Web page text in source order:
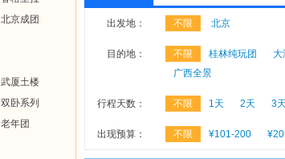
北京成团
武厦土楼
双卧系列
老年团
出发地： 不限 北京
目的地： 不限 桂林纯玩团 大
广西全景
行程天数： 不限 1天 2天 3天
出现预算： 不限 ¥101-200